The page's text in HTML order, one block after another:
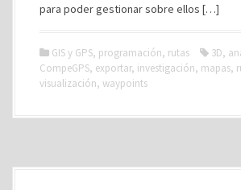
para poder gestionar sobre ellos […]
GIS y GPS, programación, rutas 3D,
CompeGPS, exportar, investigación, mapas,
visualización, waypoints